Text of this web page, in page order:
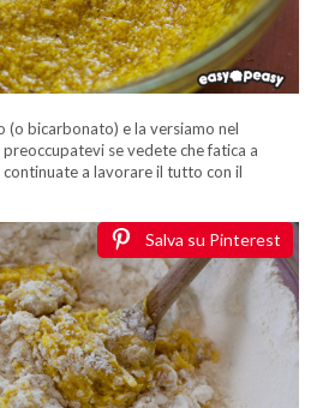
(o bicarbonato) e la versiamo nel
se vedete che fatica a
a lavorare il tutto con il
Salva su Pinterest